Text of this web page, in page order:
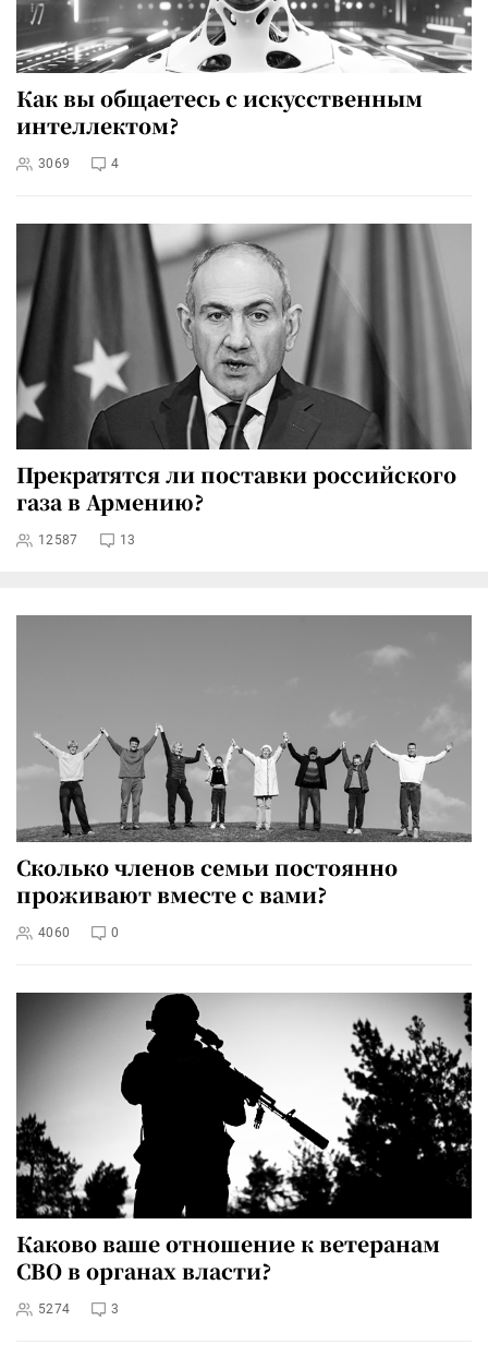
Как вы общаетесь с искусственным
интеллектом?
3069 4
Прекратятся ли поставки российского
газа в Армению?
12587 13
Сколько членов семьи постоянно
проживают вместе с вами?
4060 0
Каково ваше отношение к ветеранам
СВО в органах власти?
5274 3